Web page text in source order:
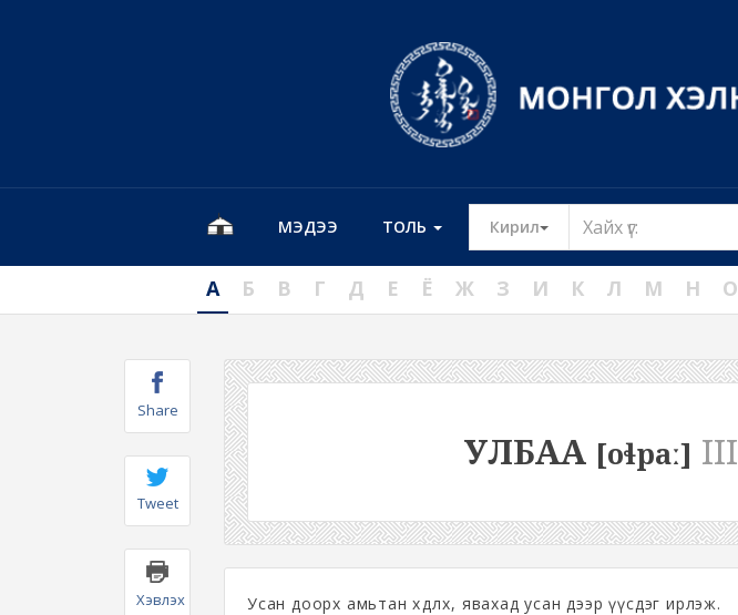
МЭДЭЭ ТОЛЬ Кирил Toggle Dropdown
А Б В Г Д Е Ё Ж З И К Л М Н О
Share
Tweet
Хэвлэх
УЛБАА [oɬpaː] III
Усан доорх амьтан хөдлөх, явахад усан дээр үүсдэг ирлэж.